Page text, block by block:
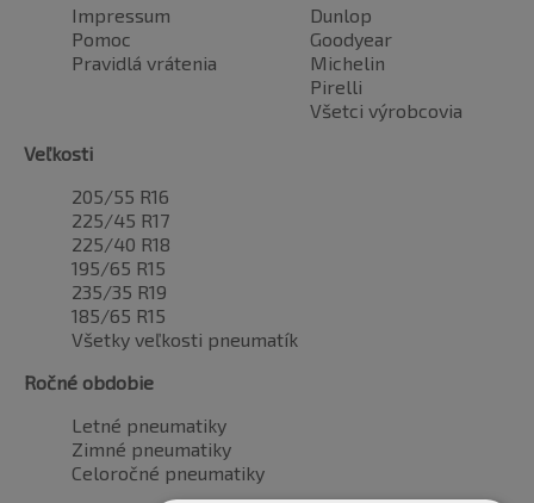
Impressum
Pomoc
Pravidlá vrátenia
Dunlop
Goodyear
Michelin
Pirelli
Všetci výrobcovia
Veľkosti
205/55 R16
225/45 R17
225/40 R18
195/65 R15
235/35 R19
185/65 R15
Všetky veľkosti pneumatík
Ročné obdobie
Letné pneumatiky
Zimné pneumatiky
Celoročné pneumatiky